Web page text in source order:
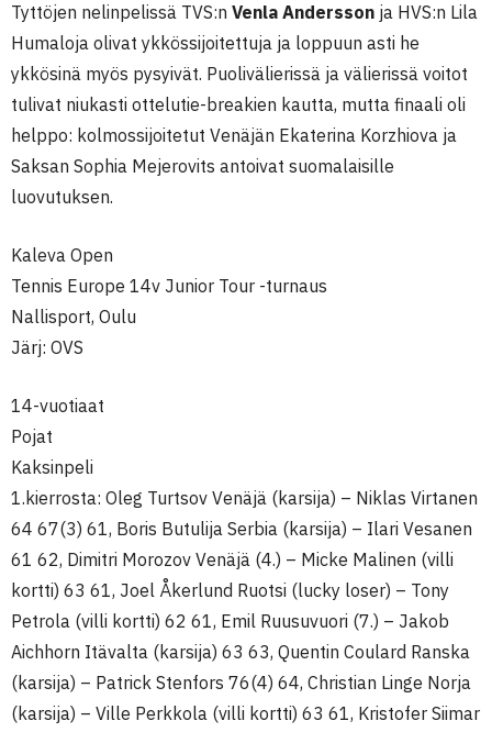
Tyttöjen nelinpelissä TVS:n Venla Andersson ja HVS:n Lila
Humaloja olivat ykkössijoitettuja ja loppuun asti he
ykkösinä myös pysyivät. Puolivälierissä ja välierissä voitot
tulivat niukasti ottelutie-breakien kautta, mutta finaali oli
helppo: kolmossijoitetut Venäjän Ekaterina Korzhiova ja
Saksan Sophia Mejerovits antoivat suomalaisille
luovutuksen.
Kaleva Open
Tennis Europe 14v Junior Tour -turnaus
Nallisport, Oulu
Järj: OVS
14-vuotiaat
Pojat
Kaksinpeli
1.kierrosta: Oleg Turtsov Venäjä (karsija) – Niklas Virtanen
64 67(3) 61, Boris Butulija Serbia (karsija) – Ilari Vesanen
61 62, Dimitri Morozov Venäjä (4.) – Micke Malinen (villi
kortti) 63 61, Joel Åkerlund Ruotsi (lucky loser) – Tony
Petrola (villi kortti) 62 61, Emil Ruusuvuori (7.) – Jakob
Aichhorn Itävalta (karsija) 63 63, Quentin Coulard Ranska
(karsija) – Patrick Stenfors 76(4) 64, Christian Linge Norja
(karsija) – Ville Perkkola (villi kortti) 63 61, Kristofer Siimar